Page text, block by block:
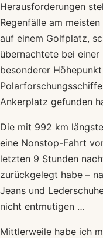
Herausforderungen
Regenfälle am
auf einem Golfplatz,
übernachtete bei einer
besonderer
Ankerplatz gefunden
Die mit 992 km
eine Nonstop-Fahrt
letzten 9 Stunden
zurückgelegt habe –
Jeans und
nicht entmutigen …
Mittlerweile habe ich